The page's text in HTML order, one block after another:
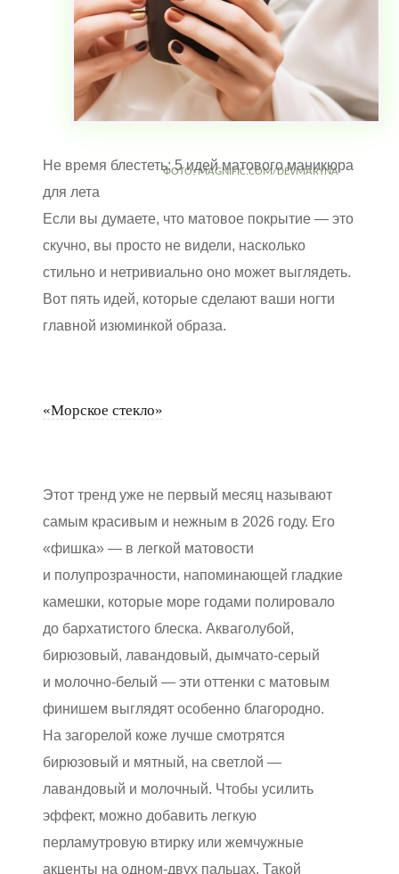
Не время блестеть: 5 идей матового маникюра
для лета
ФОТО: MAGNIFIC.COM/DEVMARYNA
Если вы думаете, что матовое покрытие — это
скучно, вы просто не видели, насколько
стильно и нетривиально оно может выглядеть.
Вот пять идей, которые сделают ваши ногти
главной изюминкой образа.
«Морское стекло»
Этот тренд уже не первый месяц называют
самым красивым и нежным в 2026 году. Его
«фишка» — в легкой матовости
и полупрозрачности, напоминающей гладкие
камешки, которые море годами полировало
до бархатистого блеска. Акваголубой,
бирюзовый, лавандовый, дымчато-серый
и молочно-белый — эти оттенки с матовым
финишем выглядят особенно благородно.
На загорелой коже лучше смотрятся
бирюзовый и мятный, на светлой —
лавандовый и молочный. Чтобы усилить
эффект, можно добавить легкую
перламутровую втирку или жемчужные
акценты на одном-двух пальцах. Такой